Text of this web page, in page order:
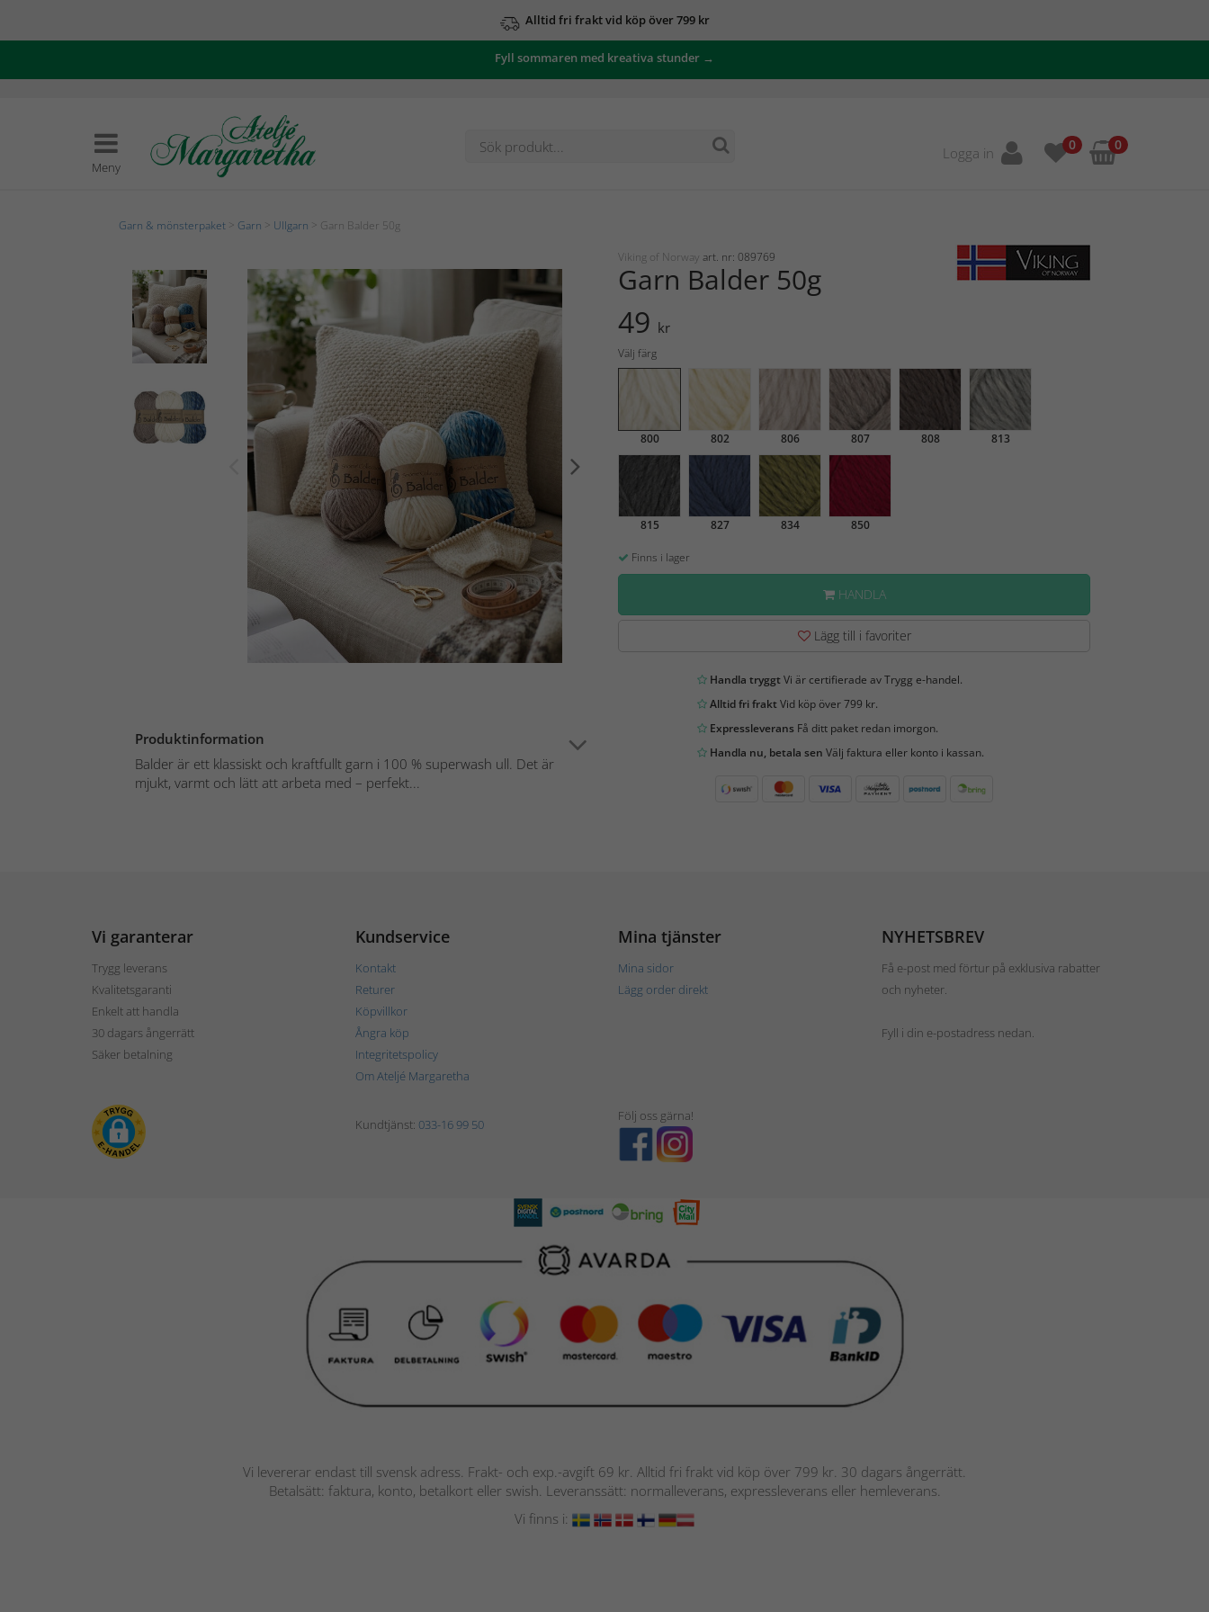
Alltid fri frakt vid köp över 799 kr
Fyll sommaren med kreativa stunder →
Meny
Logga in 0 0
Garn & mönsterpaket Garn Ullgarn > Garn Balder 50g
Produktinformation
Balder är ett klassiskt och kraftfullt garn i 100 % superwash ull. Det är
mjukt, varmt och lätt att arbeta med – perfekt...
Viking of Norway art. nr: 089769
Garn Balder 50g
49 kr
Välj färg
800 802 806 807 808 813
815 827 834 850
Finns i lager
HANDLA
Lägg till i favoriter
Handla tryggtVi är certifierade av Trygg e-handel.
Alltid fri fraktVid köp över 799 kr.
ExpressleveransFå ditt paket redan imorgon.
Handla nu, betala sen Välj faktura eller konto i kassan.
Vi garanterar
Trygg leverans
Kvalitetsgaranti
Enkelt att handla
30 dagars ångerrätt
Säker betalning
Kundservice
Kontakt
Returer
Köpvillkor
Ångra köp
Integritetspolicy
Om Ateljé Margaretha
Mina tjänster
Mina sidor
Lägg order direkt
NYHETSBREV
Få e-post med förtur på exklusiva rabatter
och nyheter.
Fyll i din e-postadress nedan.
Kundtjänst: 033-16 99 50
Följ oss gärna!
Vi levererar endast till svensk adress. Frakt- och exp.-avgift 69 kr. Alltid fri frakt vid köp över 799 kr. 30 dagars ångerrätt.
Betalsätt: faktura, konto, betalkort eller swish. Leveranssätt: normalleverans, expressleverans eller hemleverans.
Vi finns i: